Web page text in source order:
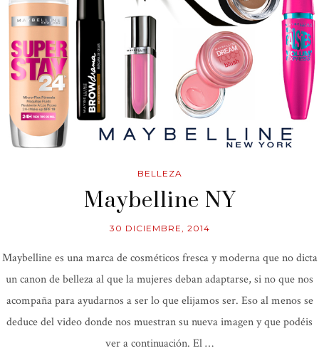
BELLEZA
Maybelline NY
30 DICIEMBRE, 2014
Maybelline es una marca de cosméticos fresca y moderna que no dicta
un canon de belleza al que la mujeres deban adaptarse, si no que nos
acompaña para ayudarnos a ser lo que elijamos ser. Eso al menos se
deduce del video donde nos muestran su nueva imagen y que podéis
ver a continuación. El …